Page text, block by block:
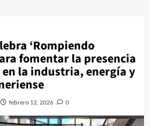
‘Rompiendo
fomentar la presencia
la industria, energía y
febrero 12, 2026 0